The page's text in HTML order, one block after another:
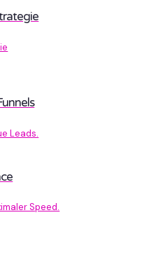
Leads.
Speed.